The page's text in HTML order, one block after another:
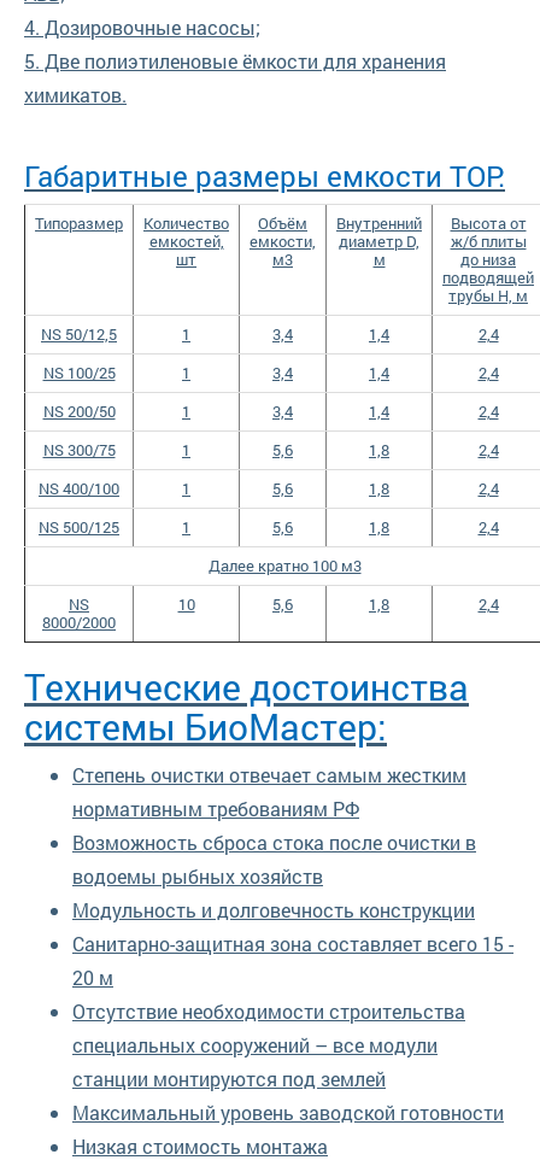
4. Дозировочные насосы;
5. Две полиэтиленовые ёмкости для хранения
химикатов.
Габаритные размеры емкости TOP:
Типоразмер
Количество
емкостей,
шт
Объём
емкости,
м3
Внутренний
диаметр D,
м
Высота от
ж/б плиты
до низа
подводящей
трубы Н, м
NS 50/12,5
1 3,4 1,4
2,4
NS 100/25
1 3,4 1,4
2,4
NS 200/50
1 3,4 1,4
2,4
NS 300/75
1 5,6 1,8
2,4
NS 400/100
1 5,6 1,8
2,4
NS 500/125
1 5,6 1,8
2,4
Далее кратно 100 м3
NS
8000/2000
10 5,6 1,8 2,4
Технические достоинства
системы БиоМастер:
Степень очистки отвечает самым жестким
нормативным требованиям РФ
Возможность сброса стока после очистки в
водоемы рыбных хозяйств
Модульность и долговечность конструкции
Санитарно-защитная зона составляет всего 15 -
20 м
Отсутствие необходимости строительства
специальных сооружений – все модули
станции монтируются под землей
Максимальный уровень заводской готовности
Низкая стоимость монтажа